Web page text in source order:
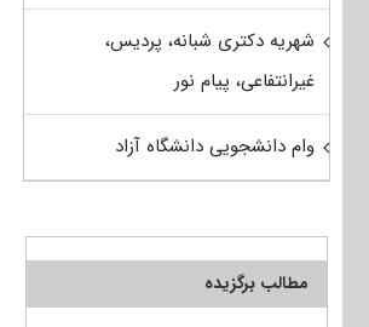
شهریه دکتری شبانه، پردیس،
غیرانتفاعی، پیام نور
وام دانشجویی دانشگاه آزاد
مطالب برگزیده